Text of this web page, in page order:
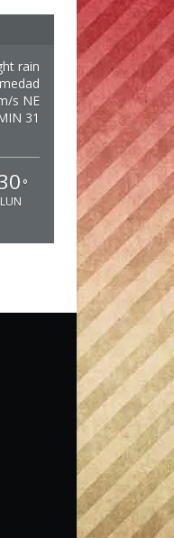
rain
s NE
31
°
LUN